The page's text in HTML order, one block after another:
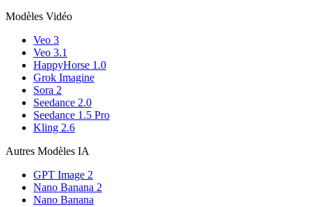
Modèles Vidéo
Veo 3
Veo 3.1
HappyHorse 1.0
Grok Imagine
Sora 2
Seedance 2.0
Seedance 1.5 Pro
Kling 2.6
Autres Modèles IA
GPT Image 2
Nano Banana 2
Nano Banana